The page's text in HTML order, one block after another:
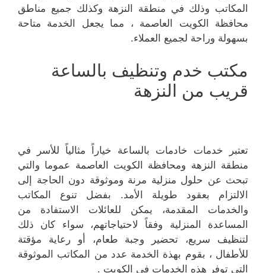
المكاتب وذلك في منطقة النزهة وكذلك جميع مناطق
محافظة الكويت العاصمة ، مما يجعل الخدمة متاحة
بسهولة وراحة لجميع العملاء.
مكتب خدم وتنظيف بالساعة
قريب من النزهة
تعتبر خدمات خادمات بالساعة خياراً مثالياً للأسر في
منطقة النزهة ومحافظة الكويت العاصمة عموما والتي
تبحث عن حلول منزلية مرنة وموثوقة دون الحاجة إلى
الالتزام بعقود طويلة الأمد. بفضل تنوع المكاتب
والخدمات المقدمة، يمكن للعائلات الاستفادة من
المساعدة المنزلية وفقاً لاحتياجاتهم، سواء كان ذلك
لتنظيف سريع، تحضير وجبة طعام، أو رعاية مؤقتة
للأطفال ، بقوم بهذة الخدمة عدد من المكاتب الموثوقة
التي توفر هذه الخدمات في الكويت .